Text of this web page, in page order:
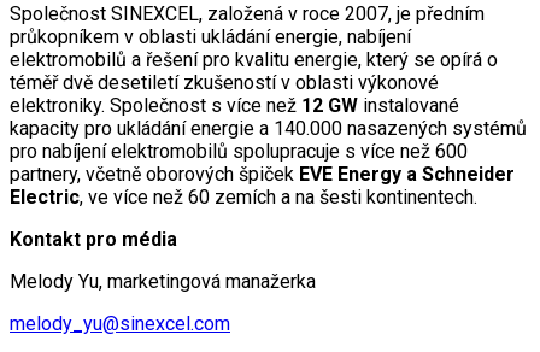
Společnost SINEXCEL, založená v roce 2007, je předním
průkopníkem v oblasti ukládání energie, nabíjení
elektromobilů a řešení pro kvalitu energie, který se opírá o
téměř dvě desetiletí zkušeností v oblasti výkonové
elektroniky. Společnost s více než 12 GW instalované
kapacity pro ukládání energie a 140.000 nasazených systémů
pro nabíjení elektromobilů spolupracuje s více než 600
partnery, včetně oborových špiček EVE Energy a Schneider
Electric, ve více než 60 zemích a na šesti kontinentech.
Kontakt pro média
Melody Yu, marketingová manažerka
melody_yu@sinexcel.com